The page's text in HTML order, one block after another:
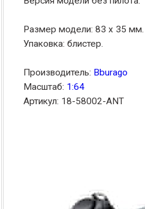
Размер модели: 83 x 35 мм.
Упаковка: блистер.
Производитель: Bburago
Масштаб: 1:64
Артикул: 18-58002-ANT